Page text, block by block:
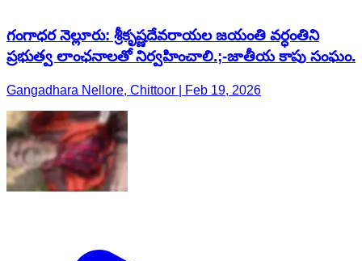
గంగాధర నెల్లూరు: శ్రీకృష్ణదేవరాయల జయంతి వర్ధంతిని
ప్రభుత్వ లాంఛనాలతో నిర్వహించాలి.;-జాతీయ కాపు సంఘం.
Gangadhara Nellore, Chittoor | Feb 19, 2026